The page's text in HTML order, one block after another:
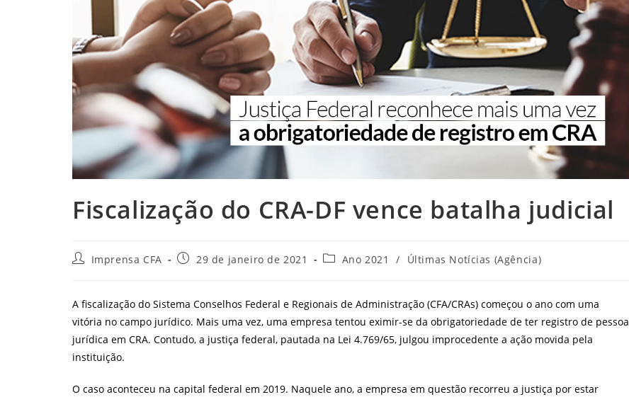
Fiscalização do CRA-DF vence batalha judicial
AutorImprensa CFA
Post29 de janeiro de 2021
Categoria
Ano 2021 / Últimas Notícias (Agência)
A fiscalização do Sistema Conselhos Federal e Regionais de Administração (CFA/CRAs) começou o ano com uma
vitória no campo jurídico. Mais uma vez, uma empresa tentou eximir-se da obrigatoriedade de ter registro de pessoa
jurídica em CRA. Contudo, a justiça federal, pautada na Lei 4.769/65, julgou improcedente a ação movida pela
instituição.
O caso aconteceu na capital federal em 2019. Naquele ano, a empresa em questão recorreu a justiça por estar